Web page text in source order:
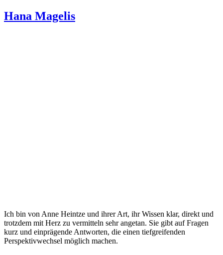
Hana Magelis
Ich bin von Anne Heintze und ihrer Art, ihr Wissen klar, direkt und
trotzdem mit Herz zu vermitteln sehr angetan. Sie gibt auf Fragen
kurz und einprägende Antworten, die einen tiefgreifenden
Perspektivwechsel möglich machen.